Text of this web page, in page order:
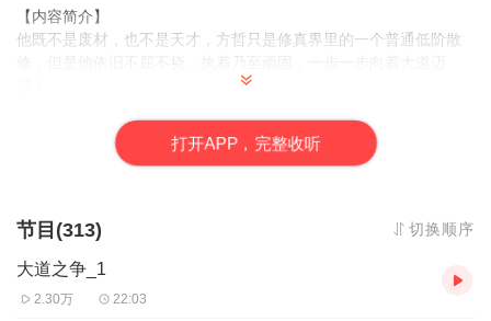
【内容简介】
他既不是废材，也不是天才，方哲只是修真界里的一个普通低阶散
【作者/主播简介】
作者：雨天下雨，网络小说作家。
【购买须知】
听，可下载重复收听。
2、版权归原作者所有，严禁翻录成任何形式，严禁在任何第三方平
打开APP，完整收听
节目(313) 切换顺序
大道之争_1
2.30万 22:03